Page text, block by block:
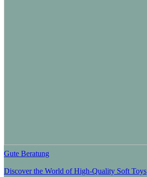
Gute Beratung
Discover the World of High-Quality Soft Toys